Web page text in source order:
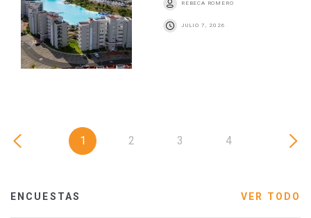
REBECA ROMERO
JULIO 7, 2026
1 2 3 4
ENCUESTAS VER TODO